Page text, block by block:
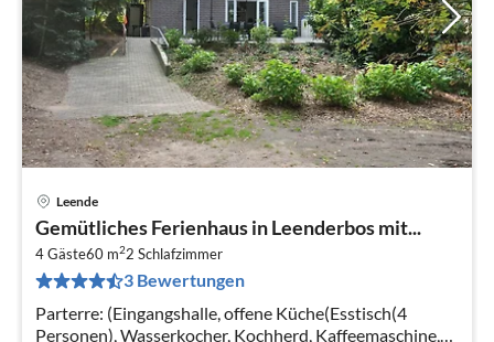
Leende
Gemütliches Ferienhaus in Leenderbos mit...
4 Gäste60 m22 Schlafzimmer
3 Bewertungen
Parterre: (Eingangshalle, offene Küche(Esstisch(4
Personen), Wasserkocher, Kochherd, Kaffeemaschine,